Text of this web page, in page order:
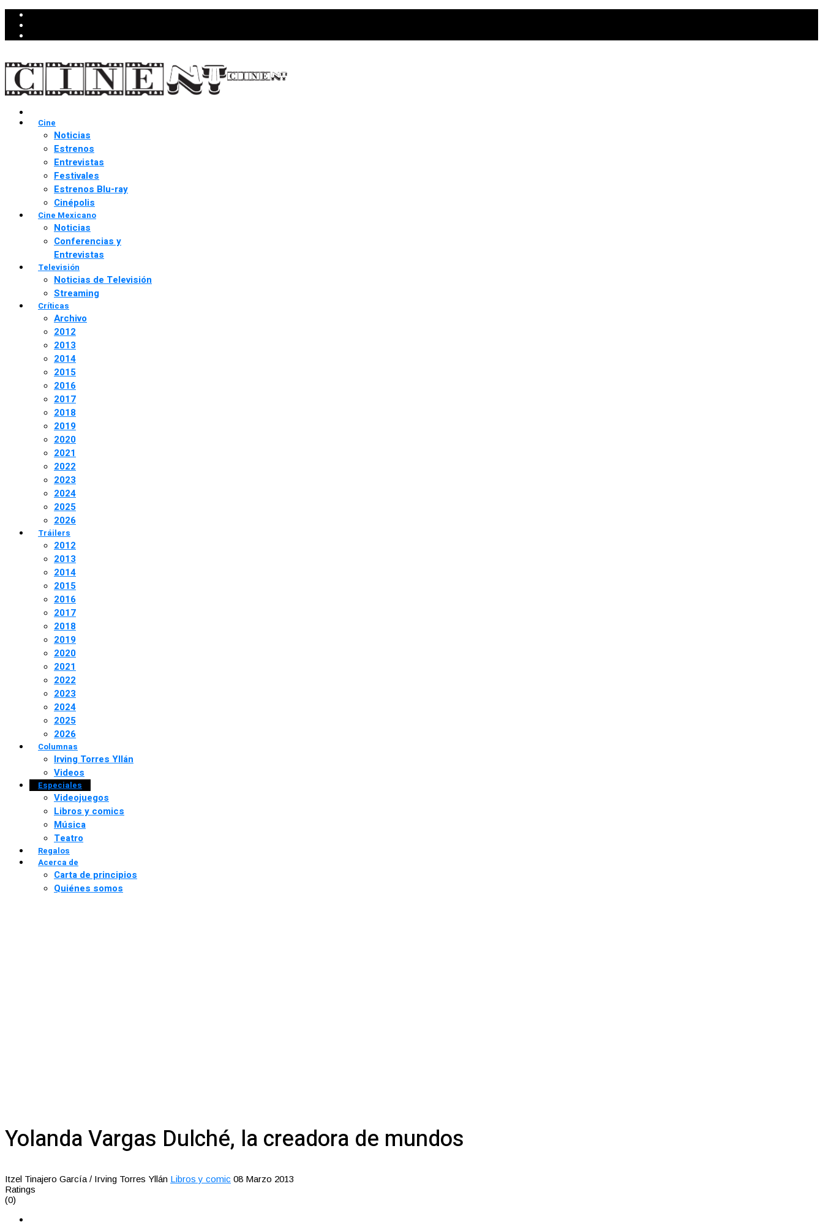
Cine
Noticias
Estrenos
Entrevistas
Festivales
Estrenos Blu-ray
Cinépolis
Cine Mexicano
Noticias
Conferencias y
Entrevistas
Televisión
Noticias de Televisión
Streaming
Críticas
Archivo
2012
2013
2014
2015
2016
2017
2018
2019
2020
2021
2022
2023
2024
2025
2026
Tráilers
2012
2013
2014
2015
2016
2017
2018
2019
2020
2021
2022
2023
2024
2025
2026
Columnas
Irving Torres Yllán
Videos
Especiales
Videojuegos
Libros y comics
Música
Teatro
Regalos
Acerca de
Carta de principios
Quiénes somos
Yolanda Vargas Dulché, la creadora de mundos
Itzel Tinajero García / Irving Torres Yllán Libros y comic 08 Marzo 2013
Ratings
(0)